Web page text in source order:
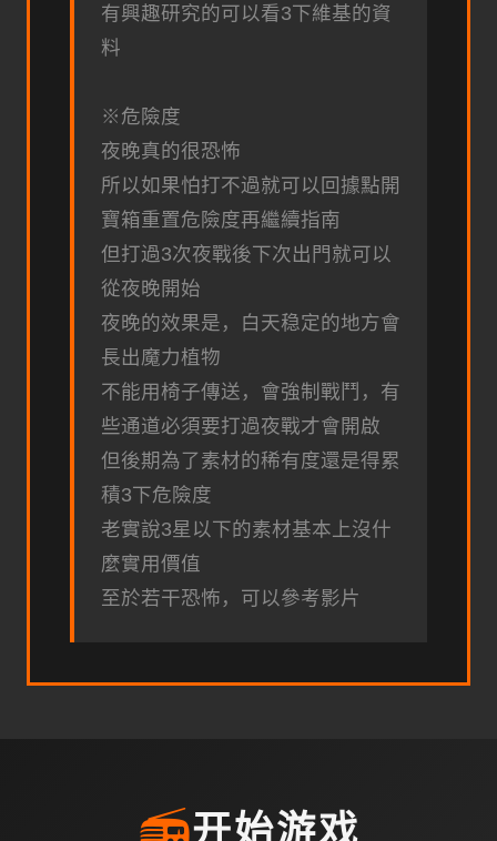
有興趣研究的可以看3下維基的資
料
※危險度
夜晚真的很恐怖
所以如果怕打不過就可以回據點開
寶箱重置危險度再繼續指南
但打過3次夜戰後下次出門就可以
從夜晚開始
夜晚的效果是，白天稳定的地方會
長出魔力植物
不能用椅子傳送，會強制戰鬥，有
些通道必須要打過夜戰才會開啟
但後期為了素材的稀有度還是得累
積3下危險度
老實說3星以下的素材基本上沒什
麼實用價值
至於若干恐怖，可以參考影片